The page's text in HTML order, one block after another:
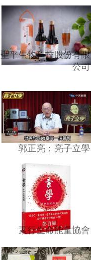
聖平生物科技股份有限
公司
郭正亮：亮子立學
素行生命能量協會